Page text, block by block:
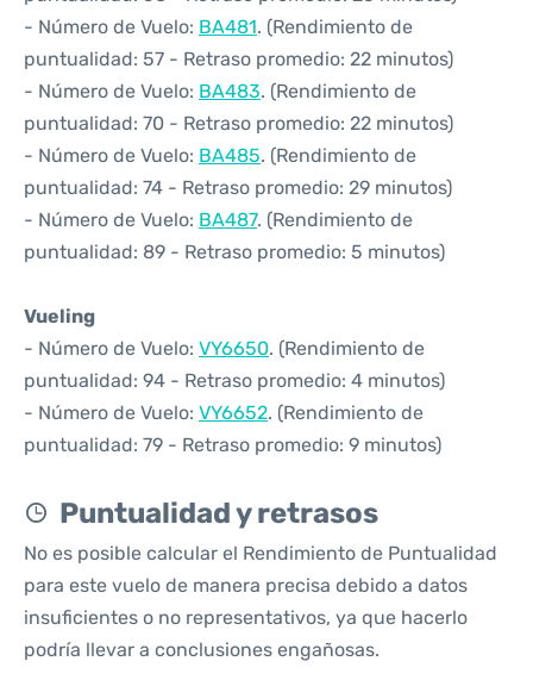
- Número de Vuelo: BA481. (Rendimiento de
puntualidad: 57 - Retraso promedio: 22 minutos)
- Número de Vuelo: BA483. (Rendimiento de
puntualidad: 70 - Retraso promedio: 22 minutos)
- Número de Vuelo: BA485. (Rendimiento de
puntualidad: 74 - Retraso promedio: 29 minutos)
- Número de Vuelo: BA487. (Rendimiento de
puntualidad: 89 - Retraso promedio: 5 minutos)
Vueling
- Número de Vuelo: VY6650. (Rendimiento de
puntualidad: 94 - Retraso promedio: 4 minutos)
- Número de Vuelo: VY6652. (Rendimiento de
puntualidad: 79 - Retraso promedio: 9 minutos)
Puntualidad y retrasos
No es posible calcular el Rendimiento de Puntualidad
para este vuelo de manera precisa debido a datos
insuficientes o no representativos, ya que hacerlo
podría llevar a conclusiones engañosas.